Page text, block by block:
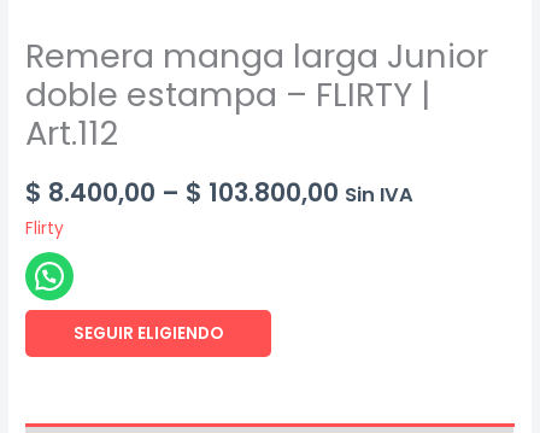
Remera manga larga Junior
doble estampa – FLIRTY |
Art.112
$ 8.400,00 – $ 103.800,00 Price
Sin IVA
Flirty
SEGUIR ELIGIENDO